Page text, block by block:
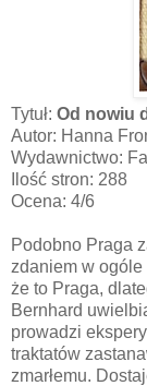
Tytuł: Od nowiu
Autor: Hanna
Wydawnictwo:
Ilość stron: 288
Ocena: 4/6
Podobno Praga
zdaniem w ogóle
że to Praga,
Bernhard
prowadzi
traktatów
zmarłemu.